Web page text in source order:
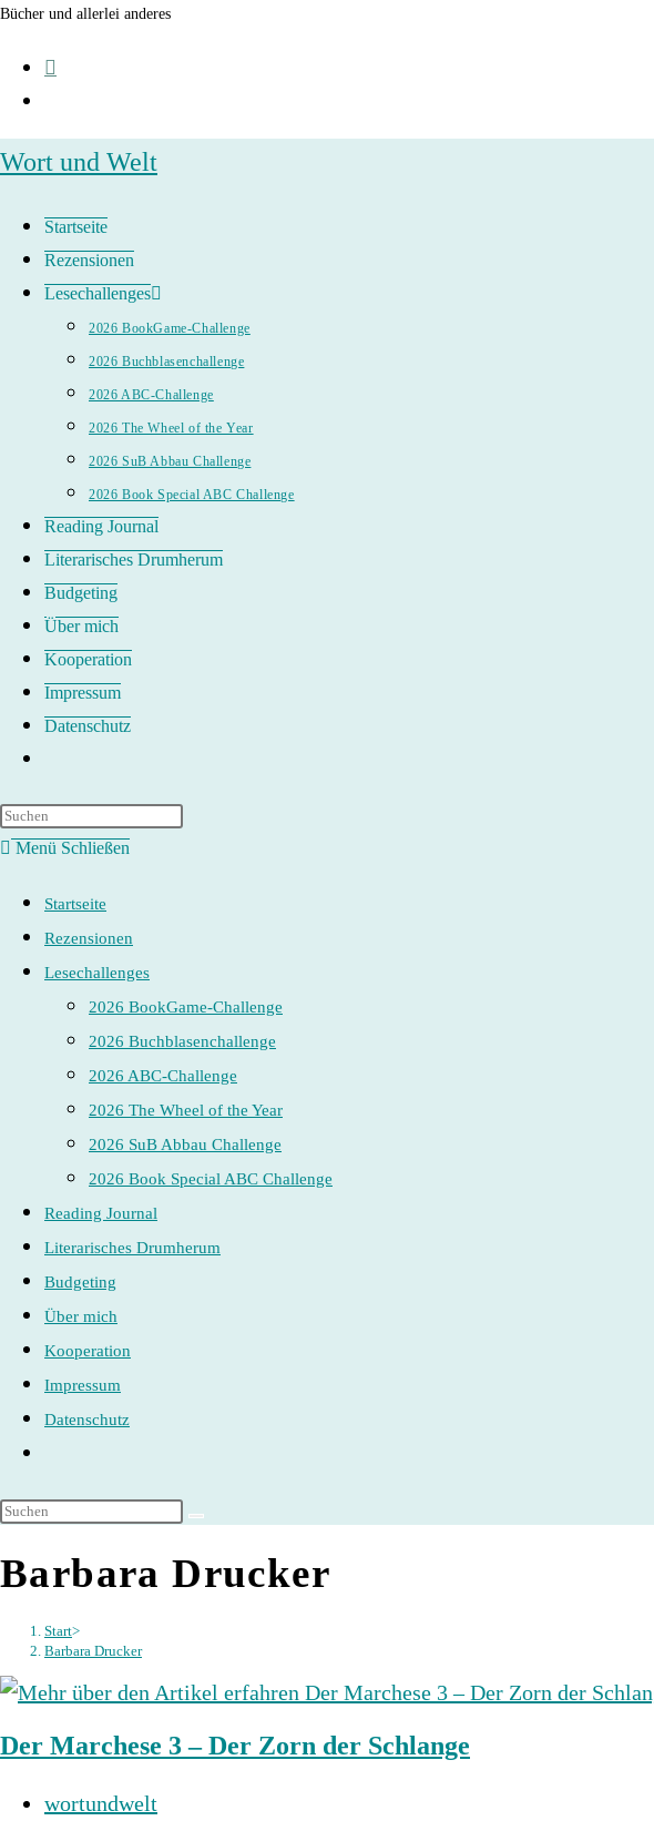
Zum
springen
Bücher und allerlei anderes
Wort und Welt
Startseite
Rezensionen
Lesechallenges
2026 BookGame-Challenge
2026 Buchblasenchallenge
2026 ABC-Challenge
2026 The Wheel of the Year
2026 SuB Abbau Challenge
2026 Book Special ABC Challenge
Reading Journal
Literarisches Drumherum
Budgeting
Über mich
Kooperation
Impressum
Datenschutz
umschalten
Menü Schließen
Startseite
Rezensionen
Lesechallenges
2026 BookGame-Challenge
2026 Buchblasenchallenge
2026 ABC-Challenge
2026 The Wheel of the Year
2026 SuB Abbau Challenge
2026 Book Special ABC Challenge
Reading Journal
Literarisches Drumherum
Budgeting
Über mich
Kooperation
Impressum
Datenschutz
umschalten
Barbara Drucker
Start>
Barbara Drucker
Der Marchese 3 – Der Zorn der Schlange
Beitrags-
wortundwelt